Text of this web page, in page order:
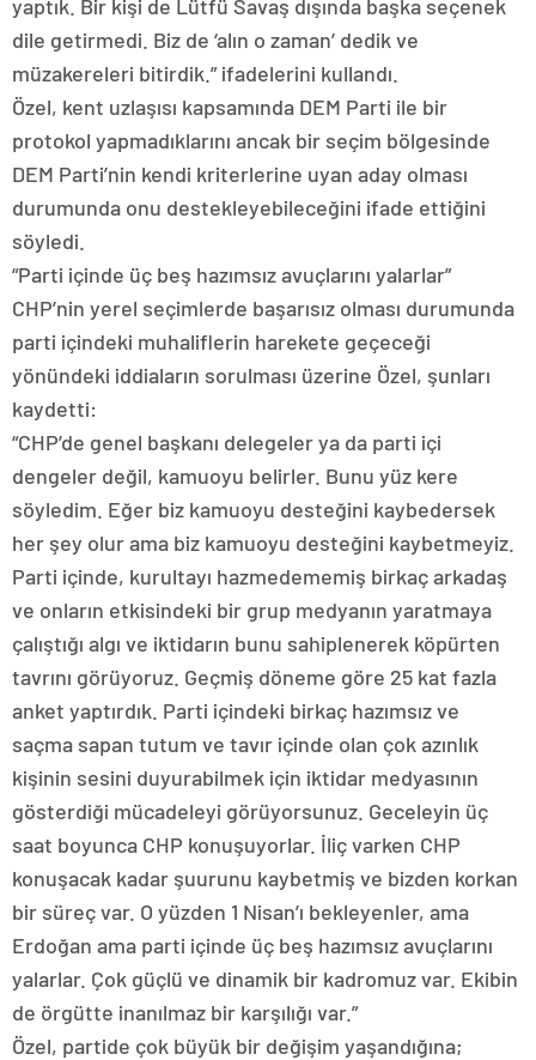
yaptık. Bir kişi de Lütfü Savaş dışında başka seçenek
dile getirmedi. Biz de ‘alın o zaman’ dedik ve
müzakereleri bitirdik.” ifadelerini kullandı.
Özel, kent uzlaşısı kapsamında DEM Parti ile bir
protokol yapmadıklarını ancak bir seçim bölgesinde
DEM Parti’nin kendi kriterlerine uyan aday olması
durumunda onu destekleyebileceğini ifade ettiğini
söyledi.
“Parti içinde üç beş hazımsız avuçlarını yalarlar”
CHP’nin yerel seçimlerde başarısız olması durumunda
parti içindeki muhaliflerin harekete geçeceği
yönündeki iddiaların sorulması üzerine Özel, şunları
kaydetti:
“CHP’de genel başkanı delegeler ya da parti içi
dengeler değil, kamuoyu belirler. Bunu yüz kere
söyledim. Eğer biz kamuoyu desteğini kaybedersek
her şey olur ama biz kamuoyu desteğini kaybetmeyiz.
Parti içinde, kurultayı hazmedememiş birkaç arkadaş
ve onların etkisindeki bir grup medyanın yaratmaya
çalıştığı algı ve iktidarın bunu sahiplenerek köpürten
tavrını görüyoruz. Geçmiş döneme göre 25 kat fazla
anket yaptırdık. Parti içindeki birkaç hazımsız ve
saçma sapan tutum ve tavır içinde olan çok azınlık
kişinin sesini duyurabilmek için iktidar medyasının
gösterdiği mücadeleyi görüyorsunuz. Geceleyin üç
saat boyunca CHP konuşuyorlar. İliç varken CHP
konuşacak kadar şuurunu kaybetmiş ve bizden korkan
bir süreç var. O yüzden 1 Nisan’ı bekleyenler, ama
Erdoğan ama parti içinde üç beş hazımsız avuçlarını
yalarlar. Çok güçlü ve dinamik bir kadromuz var. Ekibin
de örgütte inanılmaz bir karşılığı var.”
Özel, partide çok büyük bir değişim yaşandığına;